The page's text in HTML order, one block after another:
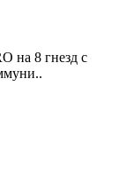
на 8 гнезд с